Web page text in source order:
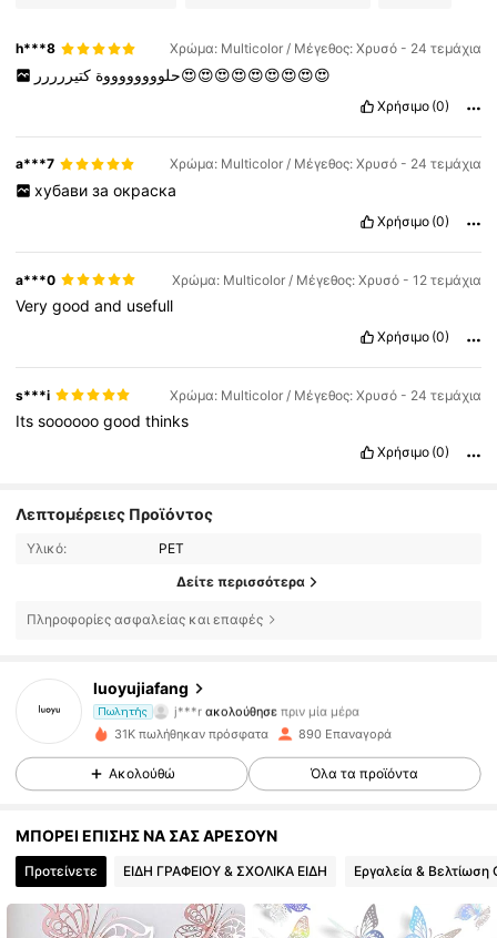
h***8 Χρώμα: Multicolor / Μέγεθος: Χρυσό - 24 τεμάχια
حلووووووووةكتيررررر😍😍😍😍😍😍😍😍😍
Χρήσιμο (0)
a***7 Χρώμα: Multicolor / Μέγεθος: Χρυσό - 24 τεμάχια
хубави за окраска
Χρήσιμο (0)
a***0 Χρώμα: Multicolor / Μέγεθος: Χρυσό - 12 τεμάχια
Verygoodand usefull
Χρήσιμο (0)
s***i Χρώμα: Multicolor / Μέγεθος: Χρυσό - 24 τεμάχια
Itssoooooogoodthinks
Χρήσιμο (0)
Λεπτομέρειες Προϊόντος
Υλικό: PET
Δείτε περισσότερα
Πληροφορίες ασφαλείας και επαφές
luoyujiafang
Πωλητής
4.67 185 Ακόλουθοι
j***r ακολούθησε πριν μία μέρα
4.67
185 Ακόλουθοι
185 Ακόλουθοι
4.67 185 Ακόλουθοι
31K πωλήθηκαν πρόσφατα 890 Επαναγορά
Ακολούθώ Όλα τα προϊόντα
ΜΠΟΡΕΙ ΕΠΙΣΗΣ ΝΑ ΣΑΣ ΑΡΕΣΟΥΝ
Προτείνετε ΕΙΔΗ ΓΡΑΦΕΙΟΥ & ΣΧΟΛΙΚΑ ΕΙΔΗ Εργαλεία & Βελτίωση